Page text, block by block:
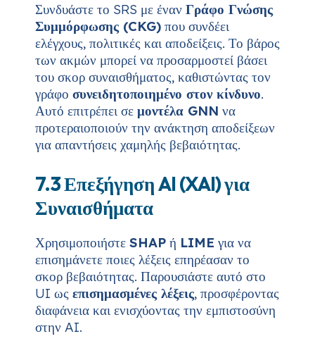
Συνδυάστε το SRS με έναν Γράφο Γνώσης
Συμμόρφωσης (CKG) που συνδέει
ελέγχους, πολιτικές και αποδείξεις. Το βάρος
των ακμών μπορεί να προσαρμοστεί βάσει
του σκορ συναισθήματος, καθιστώντας τον
γράφο συνειδητοποιημένο στον κίνδυνο.
Αυτό επιτρέπει σε μοντέλα GNN να
προτεραιοποιούν την ανάκτηση αποδείξεων
για απαντήσεις χαμηλής βεβαιότητας.
7.3 Επεξήγηση AI (XAI) για
Συναισθήματα
Χρησιμοποιήστε SHAP ή LIME για να
επισημάνετε ποιες λέξεις επηρέασαν το
σκορ βεβαιότητας. Παρουσιάστε αυτό στο
UI ως επισημασμένες λέξεις, προσφέροντας
διαφάνεια και ενισχύοντας την εμπιστοσύνη
στην AI.